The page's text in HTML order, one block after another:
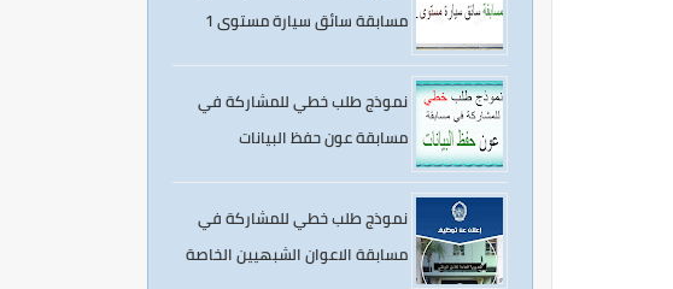
مسابقة سائق سيارة مستوى 1
نموذج طلب خطي للمشاركة في
مسابقة عون حفظ البيانات
نموذج طلب خطي للمشاركة في
مسابقة الاعوان الشبهيين الخاصة